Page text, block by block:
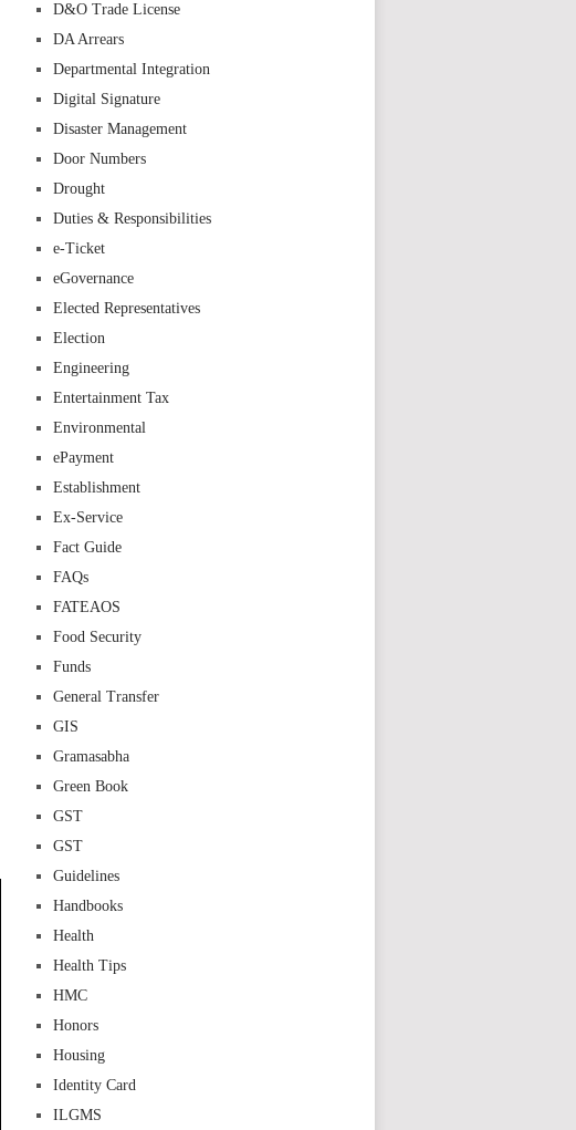
D&O Trade License
DA Arrears
Departmental Integration
Digital Signature
Disaster Management
Door Numbers
Drought
Duties & Responsibilities
e-Ticket
eGovernance
Elected Representatives
Election
Engineering
Entertainment Tax
Environmental
ePayment
Establishment
Ex-Service
Fact Guide
FAQs
FATEAOS
Food Security
Funds
General Transfer
GIS
Gramasabha
Green Book
GST
GST
Guidelines
Handbooks
Health
Health Tips
HMC
Honors
Housing
Identity Card
ILGMS